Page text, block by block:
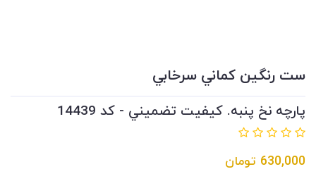
ست رنگين كماني سرخابي
پارچه نخ پنبه. كيفيت تضميني - کد 14439
630,000 تومان